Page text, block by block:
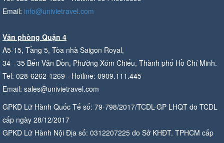
Email: info@univietravel.com
Văn phòng Quận 4
A5-15, Tầng 5, Tòa nhà Saigon Royal,
34 - 35 Bến Vân Đồn, Phường Xóm Chiếu, Thành phố Hồ Chí Minh.
Tel: 028-6262-1269 - Hotline: 0909.111.445
Email: sales@univietravel.com
GPKD Lữ Hành Quốc Tế số: 79-798/2017/TCDL-GP LHQT do TCDL
cấp ngày 28/12/2017
GPKD Lữ Hành Nội Địa số: 0312207225 do Sở KHĐT. TPHCM cấp